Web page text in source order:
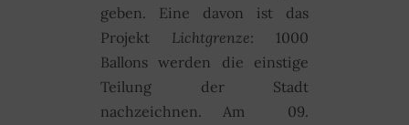
geben. Eine davon ist das
Projekt Lichtgrenze: 1000
Ballons werden die einstige
Teilung der Stadt
nachzeichnen. Am 09.